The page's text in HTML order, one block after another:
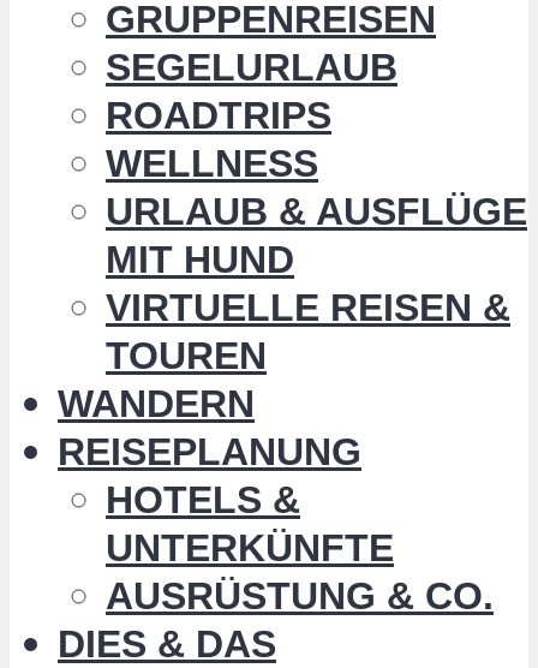
GRUPPENREISEN
SEGELURLAUB
ROADTRIPS
WELLNESS
URLAUB & AUSFLÜGE
MIT HUND
VIRTUELLE REISEN &
TOUREN
WANDERN
REISEPLANUNG
HOTELS &
UNTERKÜNFTE
AUSRÜSTUNG & CO.
DIES & DAS